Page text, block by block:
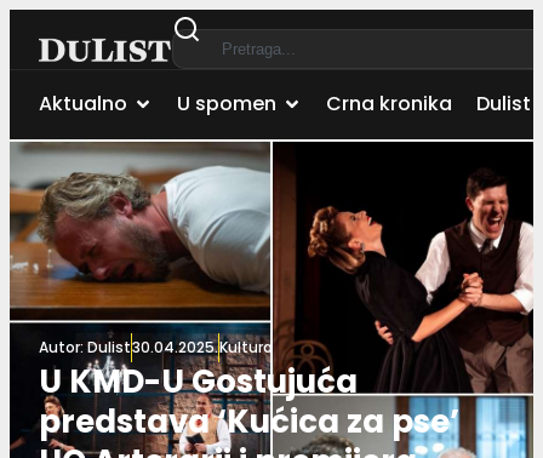
Aktualno U spomen Crna kronika Dulist
Autor: Dulist30.04.2025.Kultura
U KMD-U Gostujuća
predstava ‘Kućica za pse’